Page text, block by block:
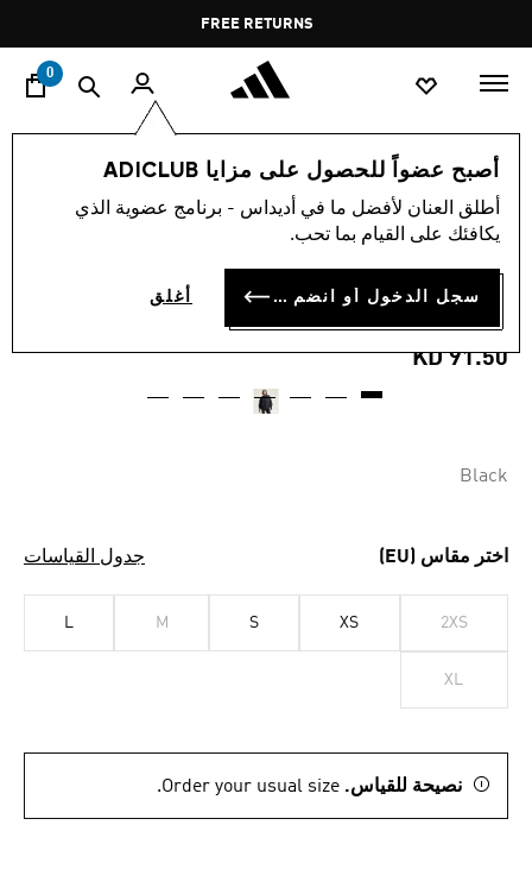
Pause
promotion
rotation
FREE RETURNS
0
أصبح عضواً للحصول على مزايا ADICLUB
أطلق العنان لأفضل ما في أديداس - برنامج عضوية الذي
يكافئك على القيام بما تحب.
سجل الدخول أو انضم الآن أغلق
النساء ملابس
جاكيت ADIDAS BY STELLA
MCCARTNEY TRUE NATURE
WOVEN BOMBER
KD 91.50
Black
اختر مقاس (EU) جدول القياسات
2XS
XS
S
M
L
XL
نصيحة للقياس. Order your usual size.